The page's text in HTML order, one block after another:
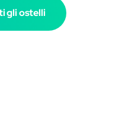
gli ostelli